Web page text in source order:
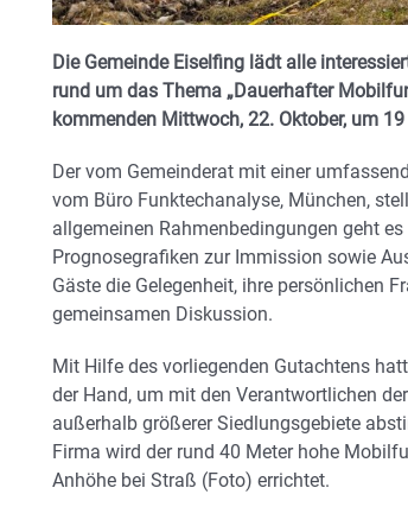
Die Gemeinde Eiselfing lädt alle
rund um das Thema „Dauerhafter
kommenden Mittwoch, 22. Oktober, um
Der vom Gemeinderat mit einer
vom Büro Funktechanalyse, München,
allgemeinen Rahmenbedingungen geht
Prognosegrafiken zur Immission sowie
Gäste die Gelegenheit, ihre persönlichen
gemeinsamen Diskussion.
Mit Hilfe des vorliegenden Gutachtens
der Hand, um mit den Verantwortlichen
außerhalb größerer Siedlungsgebiete
Firma wird der rund 40 Meter hohe
Anhöhe bei Straß (Foto) errichtet.